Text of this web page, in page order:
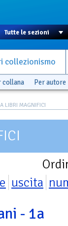
collezionismo
collana Per autore
LIBRI MAGNIFICI
uscita
- 1a